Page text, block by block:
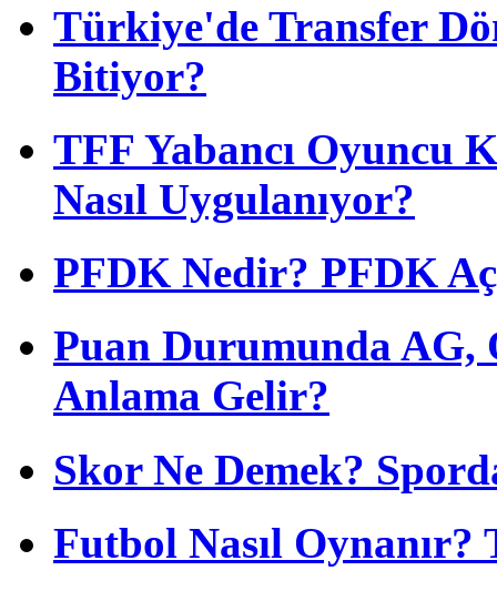
Türkiye'de Transfer
Bitiyor?
TFF Yabancı Oyuncu
Nasıl Uygulanıyor?
PFDK Nedir? PFDK
Puan Durumunda AG,
Anlama Gelir?
Skor Ne Demek?
Futbol Nasıl